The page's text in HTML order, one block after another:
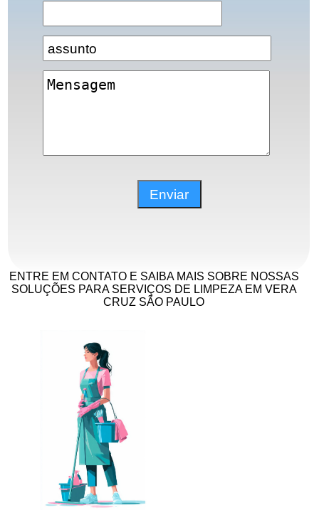
ENTRE EM CONTATO E SAIBA MAIS SOBRE NOSSAS
SOLUÇÕES PARA SERVIÇOS DE LIMPEZA EM VERA
CRUZ SÃO PAULO